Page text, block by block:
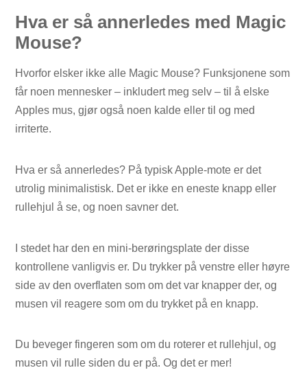
Hva er så annerledes med Magic
Mouse?
Hvorfor elsker ikke alle Magic Mouse? Funksjonene som
får noen mennesker – inkludert meg selv – til å elske
Apples mus, gjør også noen kalde eller til og med
irriterte.
Hva er så annerledes? På typisk Apple-mote er det
utrolig minimalistisk. Det er ikke en eneste knapp eller
rullehjul å se, og noen savner det.
I stedet har den en mini-berøringsplate der disse
kontrollene vanligvis er. Du trykker på venstre eller høyre
side av den overflaten som om det var knapper der, og
musen vil reagere som om du trykket på en knapp.
Du beveger fingeren som om du roterer et rullehjul, og
musen vil rulle siden du er på. Og det er mer!